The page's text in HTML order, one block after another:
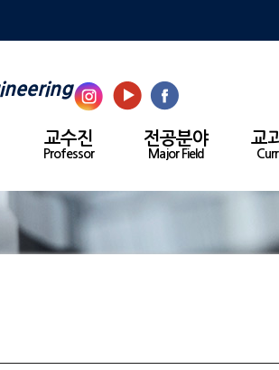
교수진
Professor
전공분야
Major Field
교